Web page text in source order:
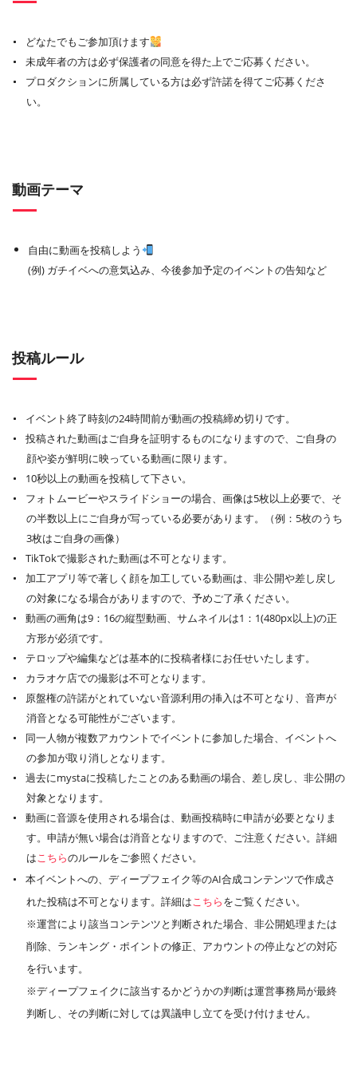
どなたでもご参加頂けます
未成年者の方は必ず保護者の同意を得た上でご応募ください。
プロダクションに所属している方は必ず許諾を得てご応募くださ
い。
動画テーマ
自由に動画を投稿しよう
(例) ガチイベへの意気込み、今後参加予定のイベントの告知など
投稿ルール
イベント終了時刻の24時間前が動画の投稿締め切りです。
投稿された動画はご自身を証明するものになりますので、ご自身の
顔や姿が鮮明に映っている動画に限ります。
10秒以上の動画を投稿して下さい。
フォトムービーやスライドショーの場合、画像は5枚以上必要で、そ
の半数以上にご自身が写っている必要があります。（例：5枚のうち
3枚はご自身の画像）
TikTokで撮影された動画は不可となります。
加工アプリ等で著しく顔を加工している動画は、非公開や差し戻し
の対象になる場合がありますので、予めご了承ください。
動画の画角は9：16の縦型動画、サムネイルは1：1(480px以上)の正
方形が必須です。
テロップや編集などは基本的に投稿者様にお任せいたします。
カラオケ店での撮影は不可となります。
原盤権の許諾がとれていない音源利用の挿入は不可となり、音声が
消音となる可能性がございます。
同一人物が複数アカウントでイベントに参加した場合、イベントへ
の参加が取り消しとなります。
過去にmystaに投稿したことのある動画の場合、差し戻し、非公開の
対象となります。
動画に音源を使用される場合は、動画投稿時に申請が必要となりま
す。申請が無い場合は消音となりますので、ご注意ください。詳細
はこちらのルールをご参照ください。
本イベントへの、ディープフェイク等のAI合成コンテンツで作成さ
れた投稿は不可となります。詳細はこちらをご覧ください。
※運営により該当コンテンツと判断された場合、非公開処理または
削除、ランキング・ポイントの修正、アカウントの停止などの対応
を行います。
※ディープフェイクに該当するかどうかの判断は運営事務局が最終
判断し、その判断に対しては異議申し立てを受け付けません。